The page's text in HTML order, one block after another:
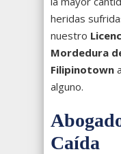
heridas
nuestro
Mordedura
Filipinotown
alguno.
Caída